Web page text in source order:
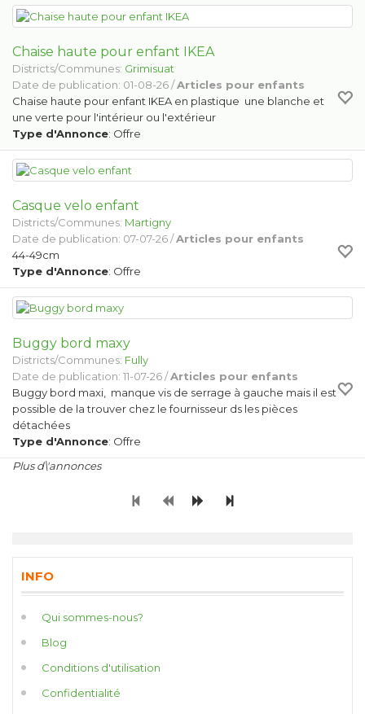
Chaise haute pour enfant IKEA
Districts/Communes: Grimisuat
Date de publication: 01-08-26 /Articles pour enfants
Chaise haute pour enfant IKEA en plastique une blanche et
une verte pour l'intérieur ou l'extérieur
Type d'Annonce: Offre
Casque velo enfant
Districts/Communes: Martigny
Date de publication: 07-07-26 /Articles pour enfants
44-49cm
Type d'Annonce: Offre
Buggy bord maxy
Districts/Communes: Fully
Date de publication: 11-07-26 /Articles pour enfants
Buggy bord maxi, manque vis de serrage à gauche mais il est
possible de la trouver chez le fournisseur ds les pièces
détachées
Type d'Annonce: Offre
Plus d\'annonces
INFO
Qui sommes-nous?
Blog
Conditions d'utilisation
Confidentialité